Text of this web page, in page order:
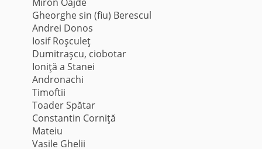
Gheorghe sin (fiu) Berescul
Andrei Donos
Iosif Roşculeţ
Dumitraşcu, ciobotar
Ioniţă a Stanei
Andronachi
Timoftii
Toader Spătar
Constantin Corniţă
Mateiu
Vasile Ghelii